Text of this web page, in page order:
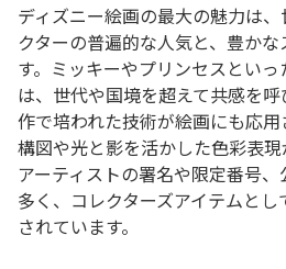
ディズニー絵画の最大の魅力は
クターの普遍的な人気と、豊か
す。ミッキーやプリンセスとい
は、世代や国境を超えて共感を
作で培われた技術が絵画にも応
構図や光と影を活かした色彩表現
アーティストの署名や限定番号
多く、コレクターズアイテムと
されています。